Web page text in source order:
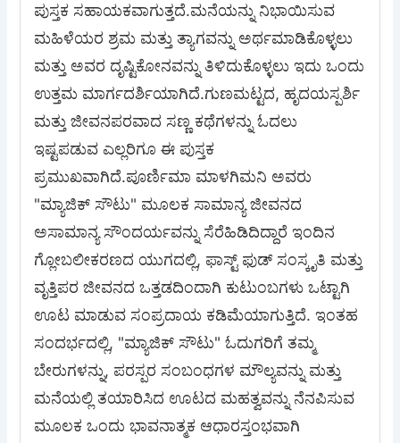
ಪುಸ್ತಕ ಸಹಾಯಕವಾಗುತ್ತದೆ.ಮನೆಯನ್ನು ನಿಭಾಯಿಸುವ
ಮಹಿಳೆಯರ ಶ್ರಮ ಮತ್ತು ತ್ಯಾಗವನ್ನು ಅರ್ಥಮಾಡಿಕೊಳ್ಳಲು
ಮತ್ತು ಅವರ ದೃಷ್ಟಿಕೋನವನ್ನು ತಿಳಿದುಕೊಳ್ಳಲು ಇದು ಒಂದು
ಉತ್ತಮ ಮಾರ್ಗದರ್ಶಿಯಾಗಿದೆ.ಗುಣಮಟ್ಟದ, ಹೃದಯಸ್ಪರ್ಶಿ
ಮತ್ತು ಜೀವನಪರವಾದ ಸಣ್ಣ ಕಥೆಗಳನ್ನು ಓದಲು
ಇಷ್ಟಪಡುವ ಎಲ್ಲರಿಗೂ ಈ ಪುಸ್ತಕ
ಪ್ರಮುಖವಾಗಿದೆ.ಪೂರ್ಣಿಮಾ ಮಾಳಗಿಮನಿ ಅವರು
"ಮ್ಯಾಜಿಕ್ ಸೌಟು" ಮೂಲಕ ಸಾಮಾನ್ಯ ಜೀವನದ
ಅಸಾಮಾನ್ಯ ಸೌಂದರ್ಯವನ್ನು ಸೆರೆಹಿಡಿದಿದ್ದಾರೆ ​ಇಂದಿನ
ಗ್ಲೋಬಲೀಕರಣದ ಯುಗದಲ್ಲಿ, ಫಾಸ್ಟ್ ಫುಡ್ ಸಂಸ್ಕೃತಿ ಮತ್ತು
ವೃತ್ತಿಪರ ಜೀವನದ ಒತ್ತಡದಿಂದಾಗಿ ಕುಟುಂಬಗಳು ಒಟ್ಟಾಗಿ
ಊಟ ಮಾಡುವ ಸಂಪ್ರದಾಯ ಕಡಿಮೆಯಾಗುತ್ತಿದೆ. ಇಂತಹ
ಸಂದರ್ಭದಲ್ಲಿ, "ಮ್ಯಾಜಿಕ್ ಸೌಟು" ಓದುಗರಿಗೆ ತಮ್ಮ
ಬೇರುಗಳನ್ನು, ಪರಸ್ಪರ ಸಂಬಂಧಗಳ ಮೌಲ್ಯವನ್ನು ಮತ್ತು
ಮನೆಯಲ್ಲಿ ತಯಾರಿಸಿದ ಊಟದ ಮಹತ್ವವನ್ನು ನೆನಪಿಸುವ
ಮೂಲಕ ಒಂದು ಭಾವನಾತ್ಮಕ ಆಧಾರಸ್ತಂಭವಾಗಿ